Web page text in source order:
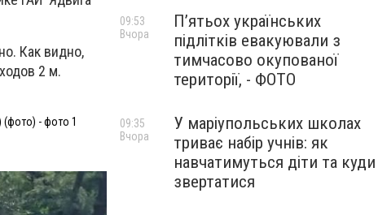
Как видно,
2 м.
- фото 1
П’ятьох українських
підлітків евакуювали з
тимчасово окупованої
території, - ФОТО
09:53
Вчора
У маріупольських школах
триває набір учнів: як
навчатимуться діти та куди
звертатися
09:35
Вчора